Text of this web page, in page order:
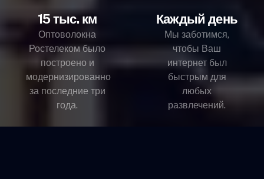
15 тыс. км
Оптоволокна
Ростелеком было
построено и
модернизированно
за последние три
года.
Каждый день
Мы заботимся,
чтобы Ваш
интернет был
быстрым для
любых
развлечений.